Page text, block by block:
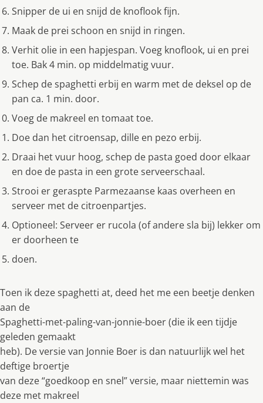
Snipper de ui en snijd de knoflook fijn.
Maak de prei schoon en snijd in ringen.
Verhit olie in een hapjespan. Voeg knoflook, ui en prei
toe. Bak 4 min. op middelmatig vuur.
Schep de spaghetti erbij en warm met de deksel op de
pan ca. 1 min. door.
Voeg de makreel en tomaat toe.
Doe dan het citroensap, dille en pezo erbij.
Draai het vuur hoog, schep de pasta goed door elkaar
en doe de pasta in een grote serveerschaal.
Strooi er geraspte Parmezaanse kaas overheen en
serveer met de citroenpartjes.
Optioneel: Serveer er rucola (of andere sla bij) lekker om
er doorheen te
doen.
Toen ik deze spaghetti at, deed het me een beetje denken
aan de
Spaghetti-met-paling-van-jonnie-boer (die ik een tijdje
geleden gemaakt
heb). De versie van Jonnie Boer is dan natuurlijk wel het
deftige broertje
van deze “goedkoop en snel” versie, maar niettemin was
deze met makreel